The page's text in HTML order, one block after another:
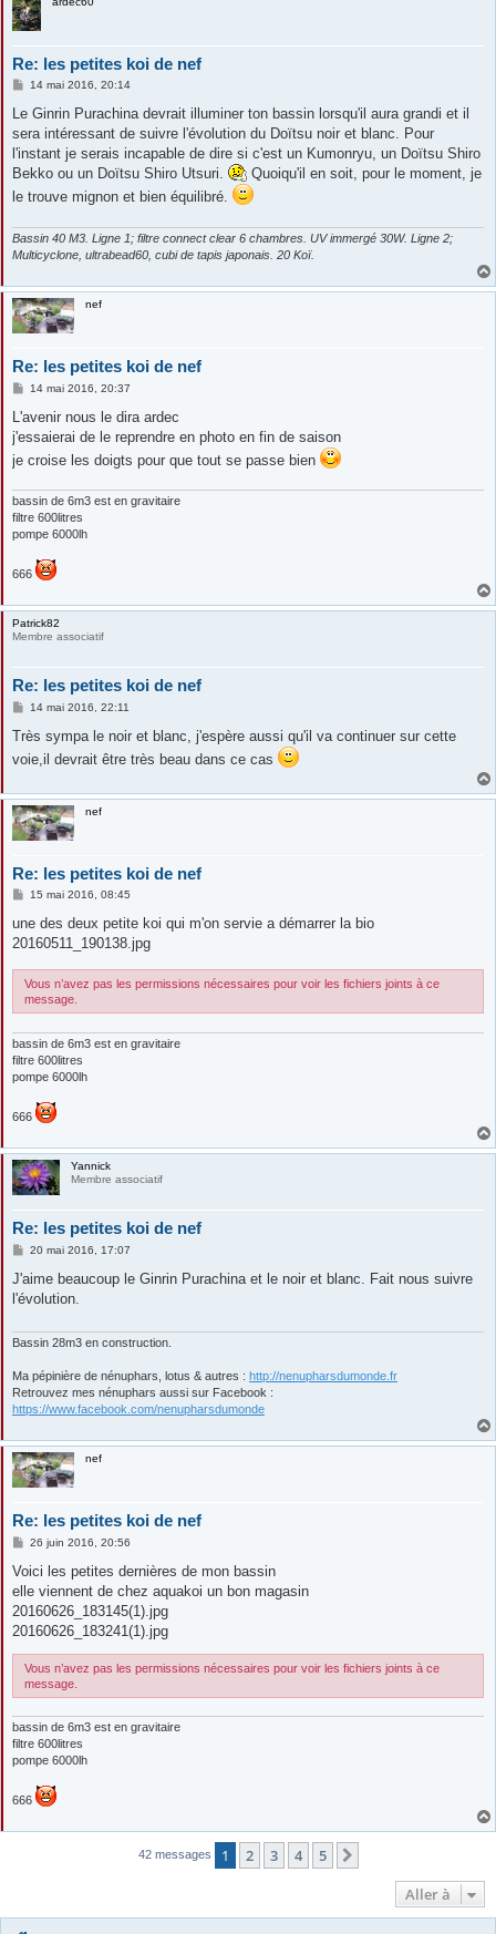
Re: les petites koi de nef
M
s
a
g
14 mai 2016, 20:14
Le Ginrin Purachina devrait illuminer ton bassin lorsqu'il aura grandi et il
sera intéressant de suivre l'évolution du Doïtsu noir et blanc. Pour
l'instant je serais incapable de dire si c'est un Kumonryu, un Doïtsu Shiro
Bekko ou un Doïtsu Shiro Utsuri.
Quoiqu'il en soit, pour le moment, je
le trouve mignon et bien équilibré.
Bassin 40 M3. Ligne 1; filtre connect clear 6 chambres. UV immergé 30W. Ligne 2;
Multicyclone, ultrabead60, cubi de tapis japonais. 20 Koï.
nef
Re: les petites koi de nef
M
s
a
e
14 mai 2016, 20:37
L'avenir nous le dira ardec
j'essaierai de le reprendre en photo en fin de saison
je croise les doigts pour que tout se passe bien
bassin de 6m3 est en gravitaire
filtre 600litres
pompe 6000lh
666
Patrick82
Membre associatif
Re: les petites koi de nef
M
s
a
14 mai 2016, 22:11
Très sympa le noir et blanc, j'espère aussi qu'il va continuer sur cette
voie,il devrait être très beau dans ce cas
nef
Re: les petites koi de nef
M
s
a
e
15 mai 2016, 08:45
une des deux petite koi qui m'on servie a démarrer la bio
20160511_190138.jpg
Vous n’avez pas les permissions nécessaires pour voir les fichiers joints à ce
message.
bassin de 6m3 est en gravitaire
filtre 600litres
pompe 6000lh
666
Yannick
Membre associatif
Re: les petites koi de nef
M
s
a
20 mai 2016, 17:07
J'aime beaucoup le Ginrin Purachina et le noir et blanc. Fait nous suivre
l'évolution.
Bassin 28m3 en construction.
Ma pépinière de nénuphars, lotus & autres : http://nenupharsdumonde.fr
Retrouvez mes nénuphars aussi sur Facebook :
https://www.facebook.com/nenupharsdumonde
nef
Re: les petites koi de nef
M
s
a
g
26 juin 2016, 20:56
Voici les petites dernières de mon bassin
elle viennent de chez aquakoi un bon magasin
20160626_183145(1).jpg
20160626_183241(1).jpg
Vous n’avez pas les permissions nécessaires pour voir les fichiers joints à ce
message.
bassin de 6m3 est en gravitaire
filtre 600litres
pompe 6000lh
666
42 messages 1 2 3 4 5
Aller à